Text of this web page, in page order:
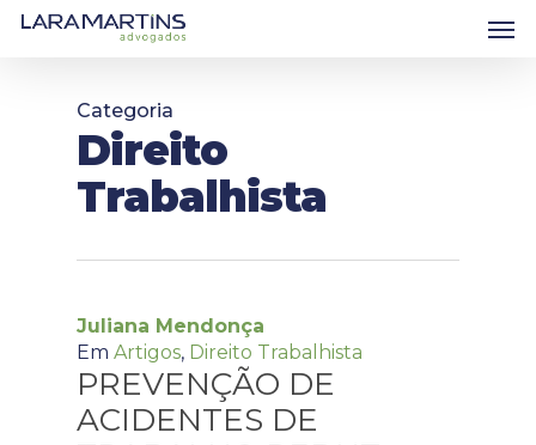
Skip
Categoria
Direito
Trabalhista
Juliana Mendonça
Em Artigos, Direito Trabalhista
PREVENÇÃO DE
ACIDENTES DE